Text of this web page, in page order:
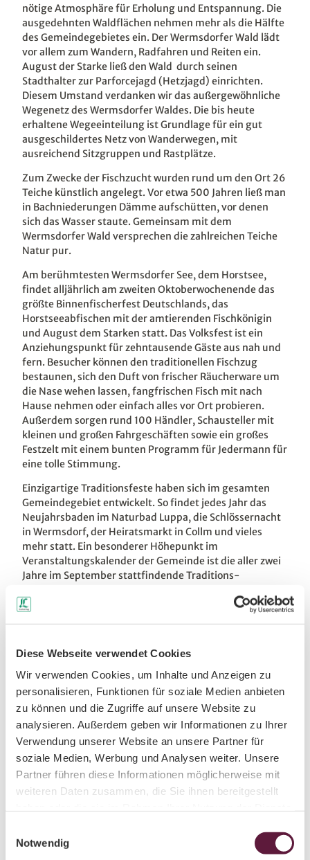
Diese Webseite verwendet Cookies
Wir verwenden Cookies, um Inhalte und Anzeigen zu
personalisieren, Funktionen für soziale Medien anbieten
zu können und die Zugriffe auf unsere Website zu
analysieren. Außerdem geben wir Informationen zu Ihrer
Verwendung unserer Website an unsere Partner für
soziale Medien, Werbung und Analysen weiter. Unsere
Partner führen diese Informationen möglicherweise mit
weiteren Daten zusammen, die Sie ihnen bereitgestellt
Notwendig
nötige Atmosphäre für Erholung und Entspannung. Die
ausgedehnten Waldflächen nehmen mehr als die Hälfte
des Gemeindegebietes ein. Der Wermsdorfer Wald lädt
vor allem zum Wandern, Radfahren und Reiten ein.
August der Starke ließ den Wald durch seinen
Stadthalter zur Parforcejagd (Hetzjagd) einrichten.
Diesem Umstand verdanken wir das außergewöhnliche
Wegenetz des Wermsdorfer Waldes. Die bis heute
erhaltene Wegeeinteilung ist Grundlage für ein gut
ausgeschildertes Netz von Wanderwegen, mit
ausreichend Sitzgruppen und Rastplätze.
Zum Zwecke der Fischzucht wurden rund um den Ort 26
Teiche künstlich angelegt. Vor etwa 500 Jahren ließ man
in Bachniederungen Dämme aufschütten, vor denen
sich das Wasser staute. Gemeinsam mit dem
Wermsdorfer Wald versprechen die zahlreichen Teiche
Natur pur.
Am berühmtesten Wermsdorfer See, dem Horstsee,
findet alljährlich am zweiten Oktoberwochenende das
größte Binnenfischerfest Deutschlands, das
Horstseeabfischen mit der amtierenden Fischkönigin
und August dem Starken statt. Das Volksfest ist ein
Anziehungspunkt für zehntausende Gäste aus nah und
fern. Besucher können den traditionellen Fischzug
bestaunen, sich den Duft von frischer Räucherware um
die Nase wehen lassen, fangfrischen Fisch mit nach
Hause nehmen oder einfach alles vor Ort probieren.
Außerdem sorgen rund 100 Händler, Schausteller mit
kleinen und großen Fahrgeschäften sowie ein großes
Festzelt mit einem bunten Programm für Jedermann für
eine tolle Stimmung.
Einzigartige Traditionsfeste haben sich im gesamten
Gemeindegebiet entwickelt. So findet jedes Jahr das
Neujahrsbaden im Naturbad Luppa, die Schlössernacht
in Wermsdorf, der Heiratsmarkt in Collm und vieles
mehr statt. Ein besonderer Höhepunkt im
Veranstaltungskalender der Gemeinde ist die aller zwei
Jahre im September stattfindende Traditions-
von August dem Starken stattfindet, kommen nicht nur
immer der Hundemeute nach, mit einer zünftigen
Hubertusburg erleben Aktive und Schaulustige einen
unvergesslichen Tag.
In der vorweihnachtlichen Zeit erwartet den Besucher
ein außergewöhnliches Spektakel rund um die Gans und
alle anderen Dinge, die Weihnachten perfekt machen,
direkt auf der Gänsefarm Eskildsen. Auf über 1.000 m²
finden Sie in gemütlicher Atmosphäre sowohl lebende
als auch geschlachtete Gänse, Gänseköstlichkeiten aller
Tannenbäume. Vor allem die Erzeugnisse regionaler